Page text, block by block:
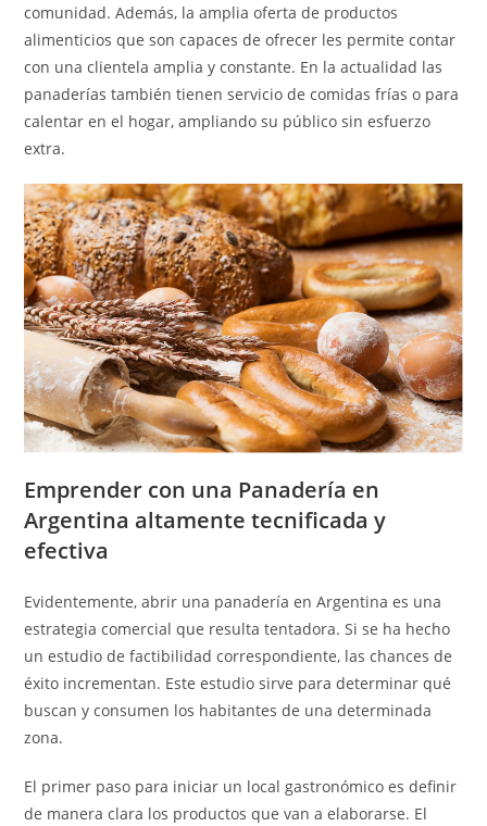
comunidad. Además, la amplia oferta de productos
alimenticios que son capaces de ofrecer les permite contar
con una clientela amplia y constante. En la actualidad las
panaderías también tienen servicio de comidas frías o para
calentar en el hogar, ampliando su público sin esfuerzo
extra.
Emprender con una Panadería en
Argentina altamente tecnificada y
efectiva
Evidentemente, abrir una panadería en Argentina es una
estrategia comercial que resulta tentadora. Si se ha hecho
un estudio de factibilidad correspondiente, las chances de
éxito incrementan. Este estudio sirve para determinar qué
buscan y consumen los habitantes de una determinada
zona.
El primer paso para iniciar un local gastronómico es definir
de manera clara los productos que van a elaborarse. El